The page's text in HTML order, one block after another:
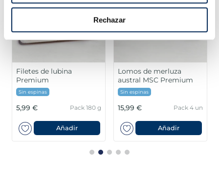
Rechazar
Filetes de lubina
Premium
Sin espinas
5,99 € Pack 180 g
Añadir
Lomos de merluza
austral MSC Premium
Sin espinas
15,99 € Pack 4 un
Añadir